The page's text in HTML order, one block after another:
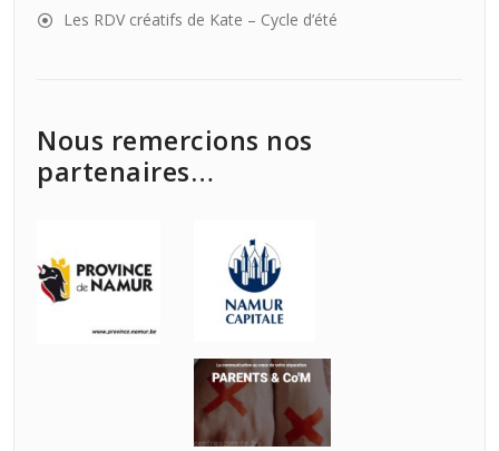
Les RDV créatifs de Kate – Cycle d’été
Nous remercions nos
partenaires…